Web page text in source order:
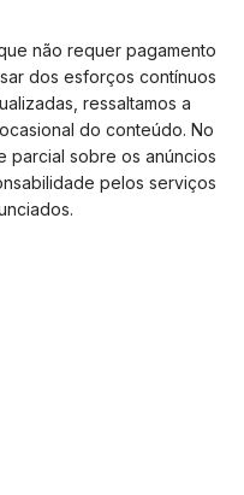
não requer pagamento
dos esforços contínuos
ressaltamos a
do conteúdo. No
parcial sobre os anúncios
pelos serviços